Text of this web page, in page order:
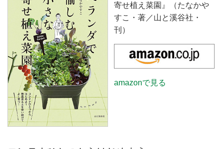
寄せ植え菜園』（たなかや
すこ・著／山と溪谷社・
刊）
amazonで見る